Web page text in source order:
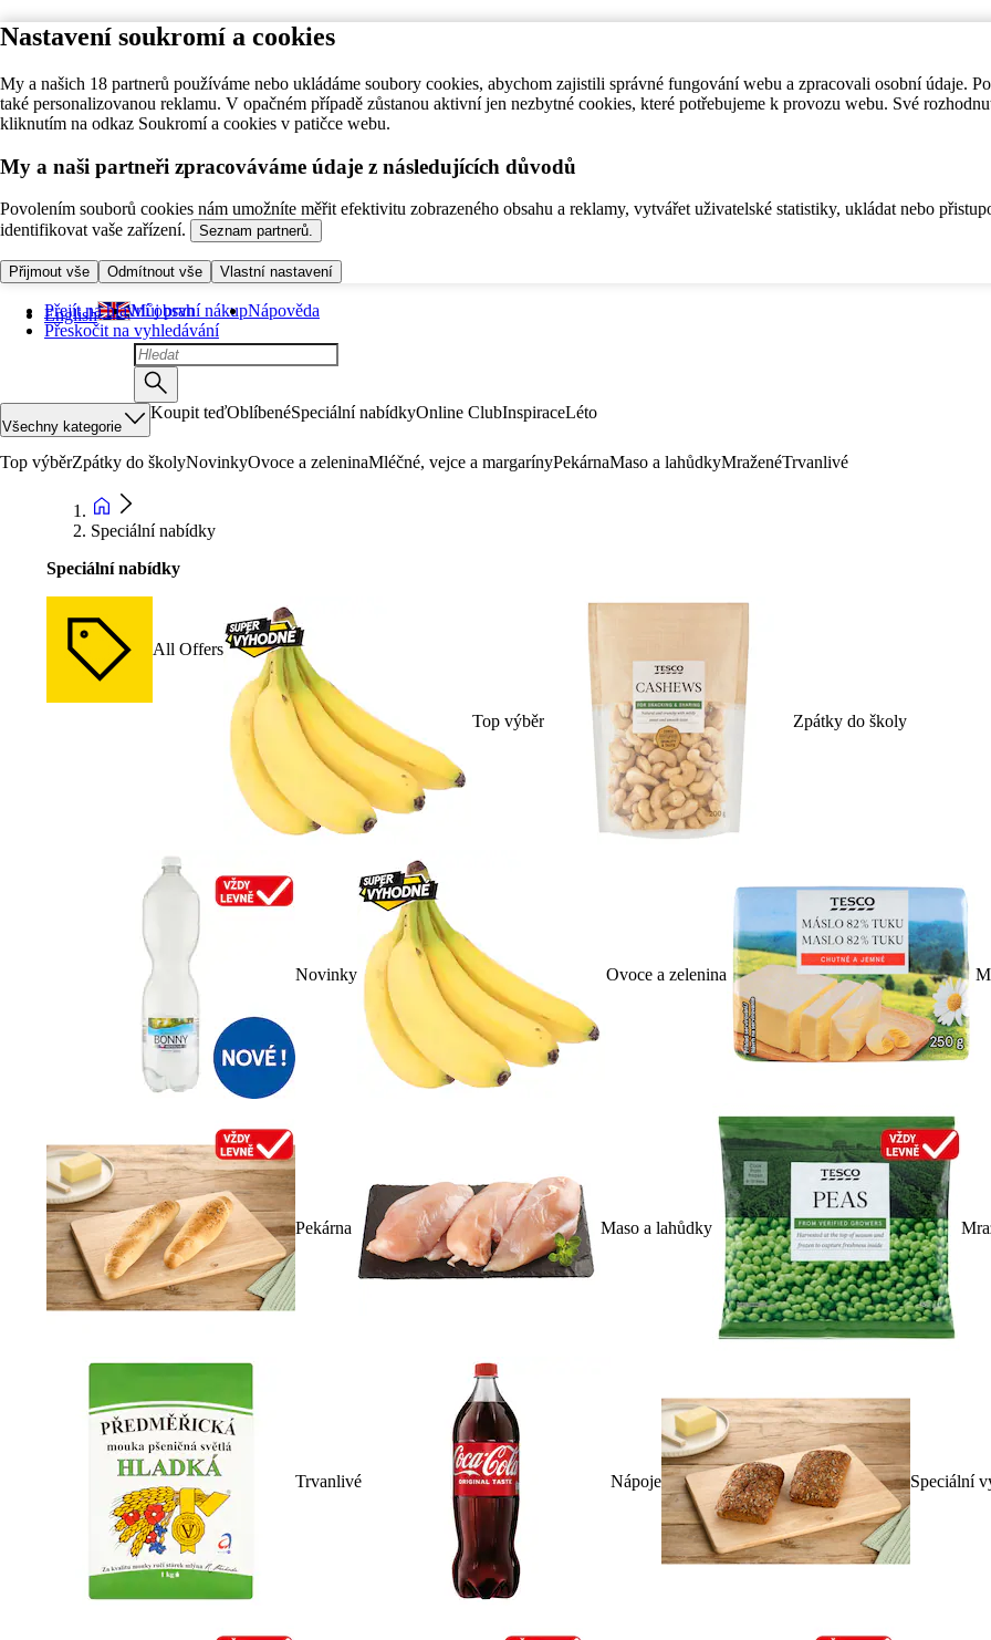
Nastavení soukromí a cookies
My a našich 18 partnerů používáme nebo ukládáme soubory cookies, abychom zajistili správné fungování webu a zpracovali osobní údaje.
také personalizovanou reklamu. V opačném případě zůstanou aktivní jen nezbytné cookies, které potřebujeme k provozu webu. Své
kliknutím na odkaz Soukromí a cookies v patičce webu.
My a naši partneři zpracováváme údaje z následujících důvodů
Povolením souborů cookies nám umožníte měřit efektivitu zobrazeného obsahu a reklamy, vytvářet uživatelské statistiky, ukládat nebo
identifikovat vaše zařízení.
Seznam partnerů.
Přijmout vše Odmítnout vše Vlastní nastavení
Přejít na hlavní obsah
Přeskočit na vyhledávání
English Můj první nákupNápověda
Všechny kategorie
Koupit teďOblíbenéSpeciální nabídkyOnline ClubInspiraceLéto
Top výběrZpátky do školyNovinkyOvoce a zeleninaMléčné, vejce a margarínyPekárnaMaso a lahůdkyMraženéTrvanlivé
Speciální nabídky
Speciální nabídky
All Offers
Top výběr Zpátky do školy
Novinky Ovoce a zelenina
Pekárna Maso a lahůdky
Trvanlivé Nápoje Speciální